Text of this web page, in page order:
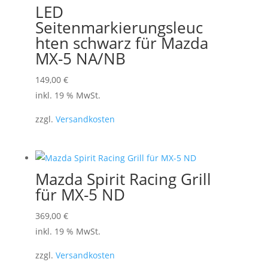
LED
Seitenmarkierungsleuc
hten schwarz für Mazda
MX-5 NA/NB
149,00 €
inkl. 19 % MwSt.
zzgl. Versandkosten
Mazda Spirit Racing Grill
für MX-5 ND
369,00 €
inkl. 19 % MwSt.
zzgl. Versandkosten